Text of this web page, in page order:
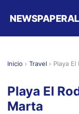
Inicio › Travel › Playa
Playa El
Marta